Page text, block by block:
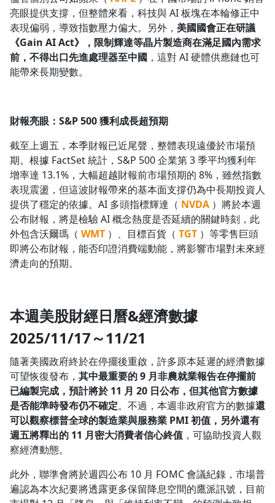
亮眼提供支撐，但整體來看，科技與 AI 板塊在本輪修正中
表現偏弱，導致指數壓力偏大。另外， 美國國會正在研議
《Gain AI Act》，限制輝達等晶片製造商在滿足國內需求
前，不得出口先進處理器至中國 ，這對 AI 硬體供應鏈也可
能帶來長期變數。
財報亮眼：S&P 500 獲利成長超預期
截至上週五，本季財報已近尾聲，整體表現遠優於市場預
期。根據 FactSet 統計，S&P 500 企業第 3 季平均獲利年
增率達 13.1%，大幅超越財報前市場預期的 8%，雖然指數
表現震盪，但這波財報帶來的基本面支撐仍為中長期投資人
提供了穩定的依據。AI 多頭指標輝達（ NVDA ）將於本週
公布財報，將是檢驗 AI 概念熱度是否延續的關鍵時刻，此
外包含沃爾瑪（ WMT ）、目標百貨（ TGT ）等零售巨頭
即將公布財報，能否印證消費端動能，將影響市場對未來經
濟走向的預期。
本週美股財經日曆&經濟數據
2025/11/17～11/21
隨著美國政府終於在停擺後重啟，許多原本延遲的經濟數據
可望恢復發布， 其中最重要的 9 月非農就業報告在停擺前
已編製完成，預計將於 11 月 20 日公布，但其他官方數據
是否能準時發布仍不確定。不過，本週非政府官方的數據還
可以觀察標普全球的製造業與服務業 PMI 初值，另外還有
週五將釋出的 11 月密大消費者信心終值 ，可協助投資人觀
察經濟動態。
此外，聯準會將於週四公布 10 月 FOMC 會議紀錄，市場普
遍認為本次紀要將透露更多保留降息空間的鷹派訊號，目前